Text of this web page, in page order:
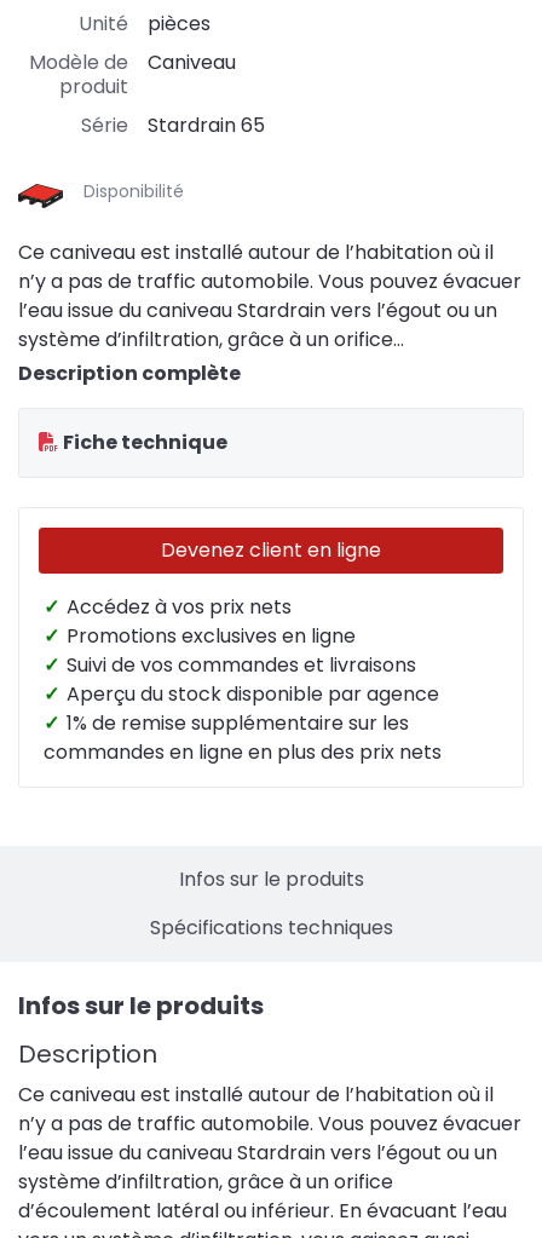
Unité
pièces
Modèle de
produit
Caniveau
Série Stardrain 65
Disponibilité
Ce caniveau est installé autour de l’habitation où il
n’y a pas de traffic automobile. Vous pouvez évacuer
l’eau issue du caniveau Stardrain vers l’égout ou un
système d’infiltration, grâce à un orifice
d’écoulement latéral ou inférieur. En évacuant l’eau
durablement et améliorez l’équilibre hydrique du sol.
Description complète
Fiche technique
Devenez client en ligne
✓ Accédez à vos prix nets
✓ Promotions exclusives en ligne
✓ Suivi de vos commandes et livraisons
✓ Aperçu du stock disponible par agence
✓ 1% de remise supplémentaire sur les
commandes en ligne en plus des prix nets
Infos sur le produits
Spécifications techniques
Infos sur le produits
Description
Ce caniveau est installé autour de l’habitation où il
n’y a pas de traffic automobile. Vous pouvez évacuer
l’eau issue du caniveau Stardrain vers l’égout ou un
système d’infiltration, grâce à un orifice
d’écoulement latéral ou inférieur. En évacuant l’eau